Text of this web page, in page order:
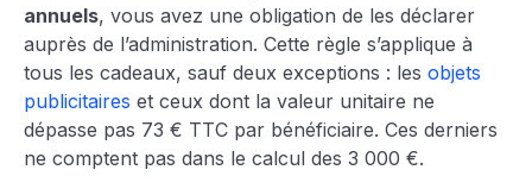
annuels, vous avez une obligation de les déclarer
auprès de l’administration. Cette règle s’applique à
tous les cadeaux, sauf deux exceptions : les objets
publicitaires et ceux dont la valeur unitaire ne
dépasse pas 73 € TTC par bénéficiaire. Ces derniers
ne comptent pas dans le calcul des 3 000 €.